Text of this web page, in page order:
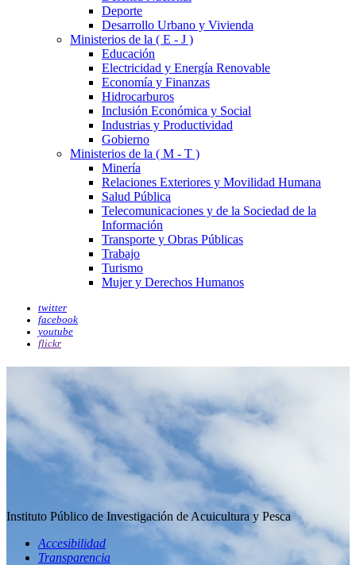
Deporte
Desarrollo Urbano y Vivienda
Ministerios de la ( E - J )
Educación
Electricidad y Energía Renovable
Economía y Finanzas
Hidrocarburos
Inclusión Económica y Social
Industrias y Productividad
Gobierno
Ministerios de la ( M - T )
Minería
Relaciones Exteriores y Movilidad Humana
Salud Pública
Telecomunicaciones y de la Sociedad de la
Información
Transporte y Obras Públicas
Trabajo
Turismo
Mujer y Derechos Humanos
twitter
facebook
youtube
flickr
Instituto Público de Investigación de Acuicultura y Pesca
Accesibilidad
Transparencia